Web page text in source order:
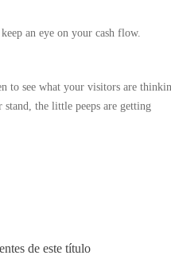
an eye on your cash flow.
to see what your visitors are
the little peeps are getting
de este título